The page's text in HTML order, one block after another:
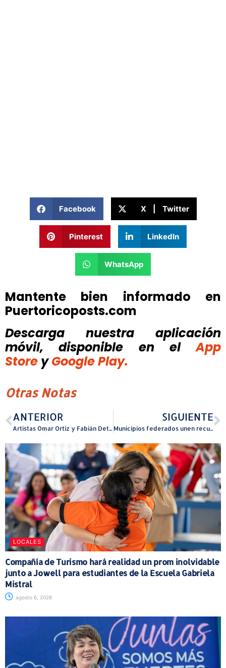
Facebook X | Twitter
Pinterest LinkedIn
WhatsApp
Mantente bien informado en
Puertoricoposts.com
Descarga nuestra aplicación
móvil, disponible
en el
App
Store y Google Play.
Otras Notas
ANTERIOR
Artistas Omar Ortiz y Fabián Detrés ofrecerán recorrido guiado por la exposición El Nido
SIGUIENTE
Municipios federados unen recursos para erradicar vertederos y mejorar espacios públicos
LOCALES
Compañía de Turismo hará realidad un prom inolvidable
junto a Jowell para estudiantes de la Escuela Gabriela
Mistral
agosto 6, 2026